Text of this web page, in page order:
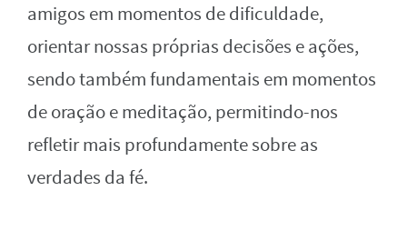
amigos em momentos de dificuldade,
orientar nossas próprias decisões e ações,
sendo também fundamentais em momentos
de oração e meditação, permitindo-nos
refletir mais profundamente sobre as
verdades da fé.